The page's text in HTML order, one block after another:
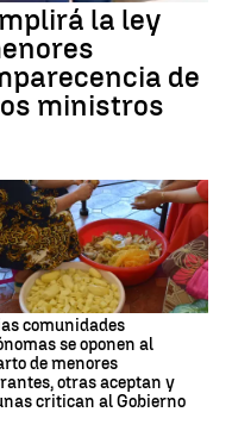
la ley
de
ministros
comunidades
se oponen al
de menores
otras aceptan y
critican al Gobierno